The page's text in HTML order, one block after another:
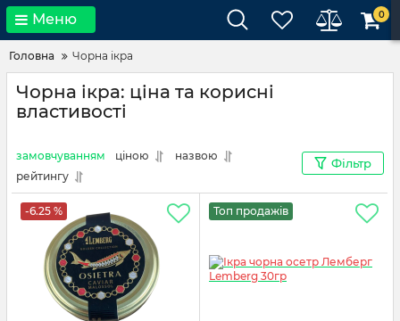
Меню 0
Головна Чорна ікра
Чорна ікра: ціна та корисні
властивості
замовчуванням ціною
назвою
рейтингу
Фільтр
-6.25 % Топ продажів